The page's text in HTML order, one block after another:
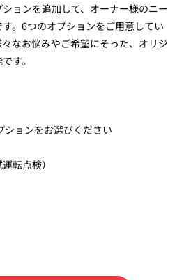
ョンを追加して、オーナー様のニー
。6つのオプションをご用意してい
なお悩みやご希望にそった、オリジ
す。
ションをお選びください
転点検）